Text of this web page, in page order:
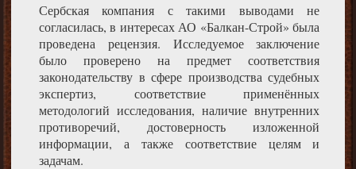
Сербская компания с такими выводами не
согласилась, в интересах АО «Балкан-Строй» была
проведена рецензия. Исследуемое заключение
было проверено на предмет соответствия
законодательству в сфере производства судебных
экспертиз, соответствие применённых
методологий исследования, наличие внутренних
противоречий, достоверность изложенной
информации, а также соответствие целям и
задачам.